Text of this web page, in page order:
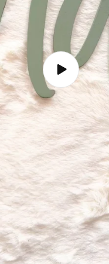
Reproducir
video